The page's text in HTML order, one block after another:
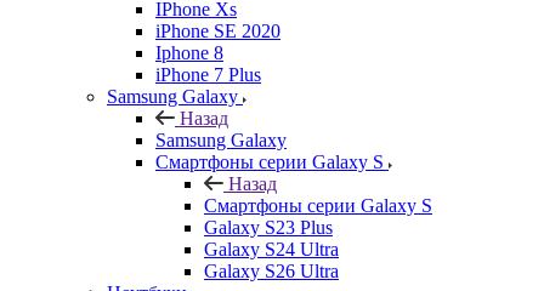
IPhone Xs
iPhone SE 2020
Iphone 8
iPhone 7 Plus
Samsung Galaxy
Назад
Samsung Galaxy
Смартфоны серии Galaxy S
Назад
Смартфоны серии Galaxy S
Galaxy S23 Plus
Galaxy S24 Ultra
Galaxy S26 Ultra